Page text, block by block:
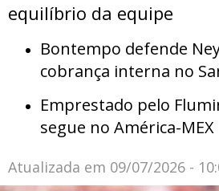
equilíbrio da equipe
Bontempo defende
cobrança interna no
Emprestado pelo
segue no América-MEX
Atualizada em 09/07/2026 -